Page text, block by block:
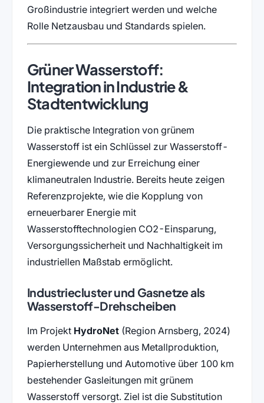
Großindustrie integriert werden und welche
Rolle Netzausbau und Standards spielen.
Grüner Wasserstoff:
Integration in Industrie &
Stadtentwicklung
Die praktische Integration von grünem
Wasserstoff ist ein Schlüssel zur Wasserstoff-
Energiewende und zur Erreichung einer
klimaneutralen Industrie. Bereits heute zeigen
Referenzprojekte, wie die Kopplung von
erneuerbarer Energie mit
Wasserstofftechnologien CO2-Einsparung,
Versorgungssicherheit und Nachhaltigkeit im
industriellen Maßstab ermöglicht.
Industriecluster und Gasnetze als
Wasserstoff-Drehscheiben
Im Projekt HydroNet(Region Arnsberg, 2024)
werden Unternehmen aus Metallproduktion,
Papierherstellung und Automotive über 100 km
bestehender Gasleitungen mit grünem
Wasserstoff versorgt. Ziel ist die Substitution